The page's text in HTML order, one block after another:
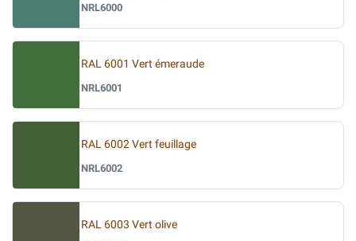
NRL6000
RAL 6001 Vert émeraude
NRL6001
RAL 6002 Vert feuillage
NRL6002
RAL 6003 Vert olive